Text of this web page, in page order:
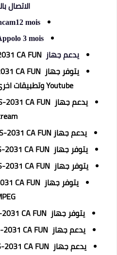
الاتصال
mois.
3 mois.
يدعم جهاز StarLED S-2031 CA FUN
Youtube وتطبيقات اخرى مثل القرآن الكريم.
يدعم جهاز StarLED S-2031 CA FUN على
يدعم جهاز StarLED S-2031 CA FUN على
يتوفر جهاز StarLED S-2031 CA FUN على
يتوفر جهاز StarLED S-2031 CA FUN على
يتوفر جهاز StarLED S-2031 CA FUN على
يتوفر جهاز StarLED S-2031 CA FUN على
يدعم جهاز StarLED S-2031 CA FUN خاصية الـ H265.
يدعم جهاز StarLED S-2031 CA FUN